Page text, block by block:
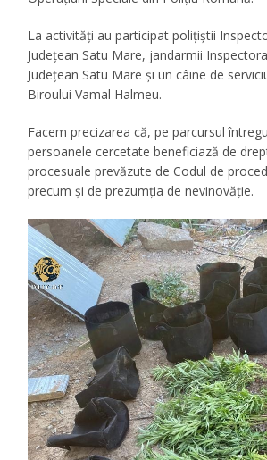
La activități au participat polițiștii
Județean Satu Mare, jandarmii
Județean Satu Mare și un câine de
Biroului Vamal Halmeu.
Facem precizarea că, pe parcursul
persoanele cercetate beneficiază de
procesuale prevăzute de Codul de
precum și de prezumția de nevinovăție.